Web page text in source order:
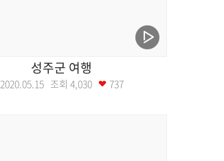
성주군 여행
2020.05.15 조회 4,030 737